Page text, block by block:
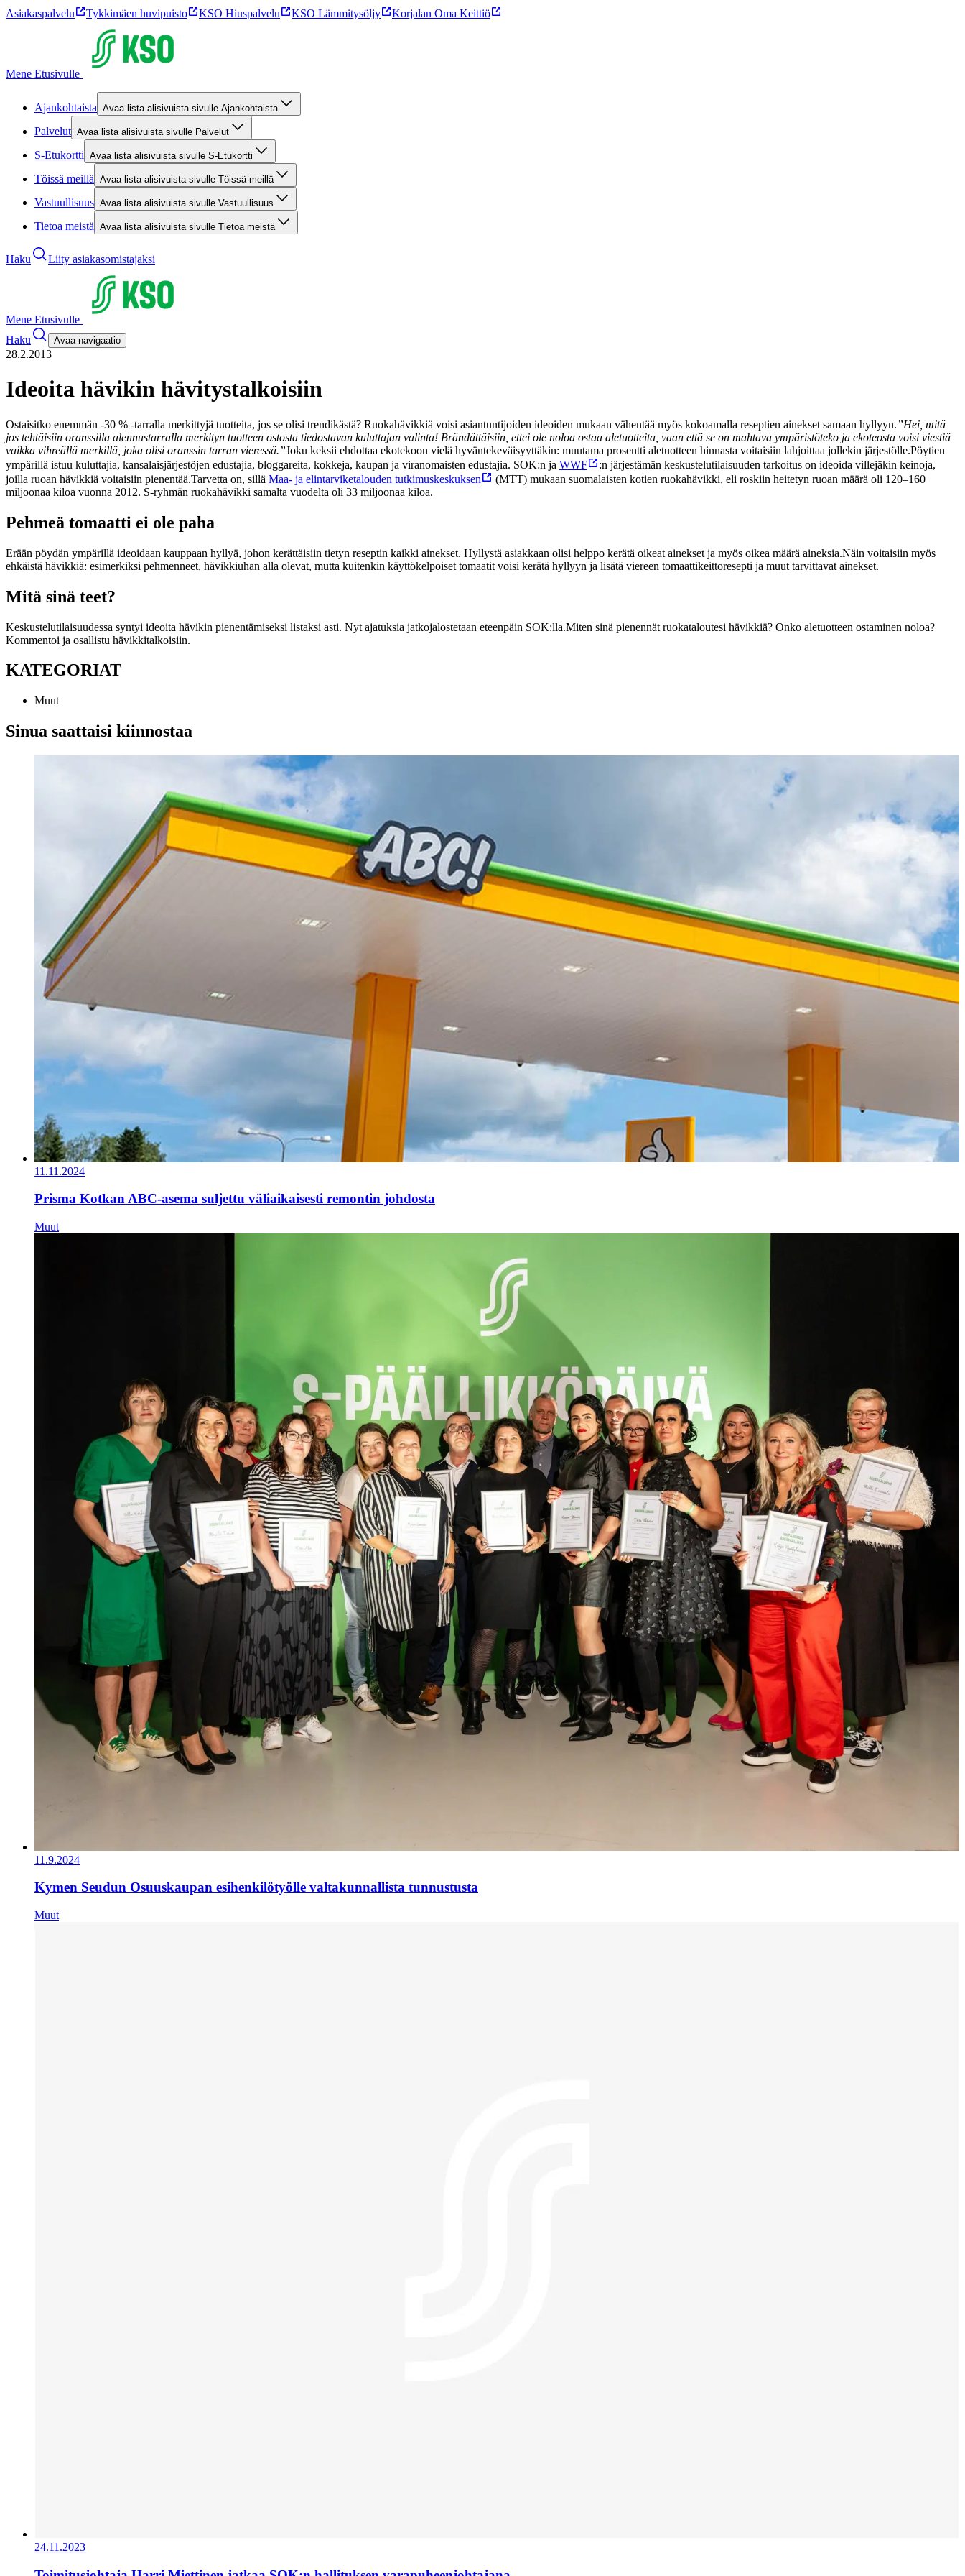
Asiakaspalvelu Tykkimäen huvipuisto KSO Hiuspalvelu KSO Lämmitysöljy Korjalan Oma Keittiö
Mene Etusivulle
Ajankohtaista Avaa lista alisivuista sivulle Ajankohtaista
Palvelut Avaa lista alisivuista sivulle Palvelut
S-Etukortti Avaa lista alisivuista sivulle S-Etukortti
Töissä meillä Avaa lista alisivuista sivulle Töissä meillä
Vastuullisuus Avaa lista alisivuista sivulle Vastuullisuus
Tietoa meistä Avaa lista alisivuista sivulle Tietoa meistä
Haku Liity asiakasomistajaksi
Mene Etusivulle
Haku
Avaa navigaatio
28.2.2013
Ideoita hävikin hävitystalkoisiin
Ostaisitko enemmän -30 % -tarralla merkittyjä tuotteita, jos se olisi trendikästä? Ruokahävikkiä voisi asiantuntijoiden ideoiden mukaan vähentää myös kokoamalla reseptien ainekset samaan hyllyyn.”Hei, mitä
jos tehtäisiin oranssilla alennustarralla merkityn tuotteen ostosta tiedostavan kuluttajan valinta! Brändättäisiin, ettei ole noloa ostaa aletuotteita, vaan että se on mahtava ympäristöteko ja ekoteosta voisi viestiä
vaikka vihreällä merkillä, joka olisi oranssin tarran vieressä.”Joku keksii ehdottaa ekotekoon vielä hyväntekeväisyyttäkin: muutama prosentti aletuotteen hinnasta voitaisiin lahjoittaa jollekin järjestölle.Pöytien
ympärillä istuu kuluttajia, kansalaisjärjestöjen edustajia, bloggareita, kokkeja, kaupan ja viranomaisten edustajia. SOK:n ja WWF
:n järjestämän keskustelutilaisuuden tarkoitus on ideoida villejäkin keinoja,
joilla ruoan hävikkiä voitaisiin pienentää.Tarvetta on, sillä Maa- ja elintarviketalouden tutkimuskeskuksen
(MTT) mukaan suomalaisten kotien ruokahävikki, eli roskiin heitetyn ruoan määrä oli 120–160
miljoonaa kiloa vuonna 2012. S-ryhmän ruokahävikki samalta vuodelta oli 33 miljoonaa kiloa.
Pehmeä tomaatti ei ole paha
Erään pöydän ympärillä ideoidaan kauppaan hyllyä, johon kerättäisiin tietyn reseptin kaikki ainekset. Hyllystä asiakkaan olisi helppo kerätä oikeat ainekset ja myös oikea määrä aineksia.Näin voitaisiin myös
ehkäistä hävikkiä: esimerkiksi pehmenneet, hävikkiuhan alla olevat, mutta kuitenkin käyttökelpoiset tomaatit voisi kerätä hyllyyn ja lisätä viereen tomaattikeittoresepti ja muut tarvittavat ainekset.
Mitä sinä teet?
Keskustelutilaisuudessa syntyi ideoita hävikin pienentämiseksi listaksi asti. Nyt ajatuksia jatkojalostetaan eteenpäin SOK:lla.Miten sinä pienennät ruokataloutesi hävikkiä? Onko aletuotteen ostaminen noloa?
Kommentoi ja osallistu hävikkitalkoisiin.
KATEGORIAT
Muut
Sinua saattaisi kiinnostaa
11.11.2024
Prisma Kotkan ABC-asema suljettu väliaikaisesti remontin johdosta
Muut
11.9.2024
Kymen Seudun Osuuskaupan esihenkilötyölle valtakunnallista tunnustusta
Muut
24.11.2023